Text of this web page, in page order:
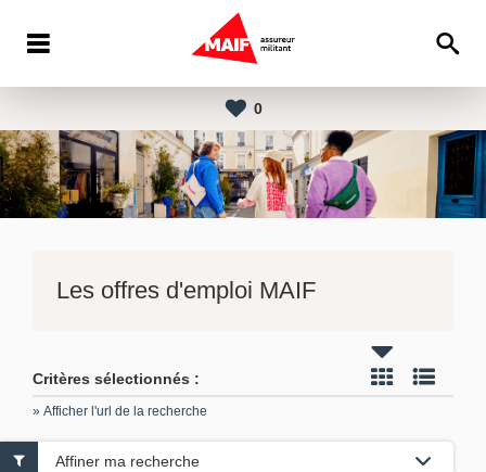
0
Les offres d'emploi MAIF
Critères sélectionnés :
» Afficher l'url de la recherche
Affiner ma recherche